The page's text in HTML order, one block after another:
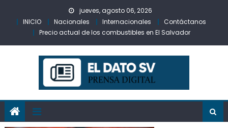
jueves, agosto 06, 2026
INICIO
Nacionales Internacionales
Contáctanos
Precio actual de los combustibles en El Salvador